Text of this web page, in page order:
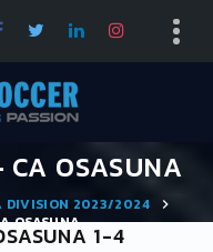
OSASUNA
DIVISION 2023/2024
OSASUNA
1-4